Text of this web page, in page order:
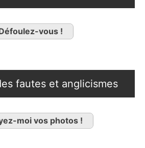
vous !
fautes et anglicismes
moi vos photos !